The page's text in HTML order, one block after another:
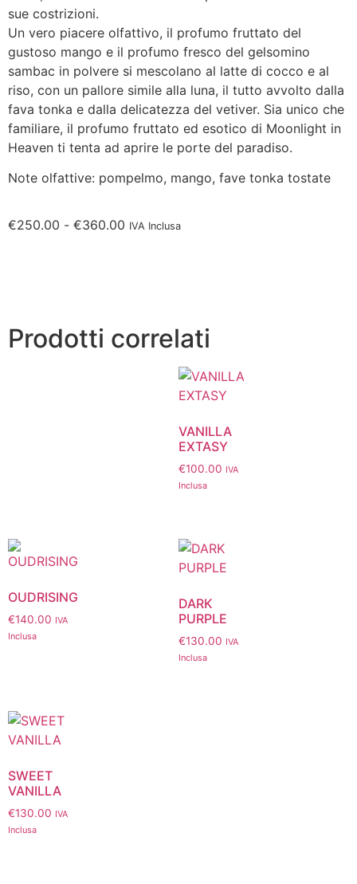
sue costrizioni.
Un vero piacere olfattivo, il profumo fruttato del
gustoso mango e il profumo fresco del gelsomino
sambac in polvere si mescolano al latte di cocco e al
riso, con un pallore simile alla luna, il tutto avvolto dalla
fava tonka e dalla delicatezza del vetiver. Sia unico che
familiare, il profumo fruttato ed esotico di Moonlight in
Heaven ti tenta ad aprire le porte del paradiso.
Note olfattive: pompelmo, mango, fave tonka tostate
€250.00 - €360.00 IVA Inclusa
Prodotti correlati
VANILLA
EXTASY
€100.00 IVA
Inclusa
OUDRISING
€140.00 IVA
Inclusa
DARK
PURPLE
€130.00 IVA
Inclusa
SWEET
VANILLA
€130.00 IVA
Inclusa